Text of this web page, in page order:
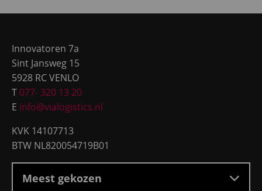
Innovatoren 7a
Sint Jansweg 15
5928 RC VENLO
T 077- 320 13 20
E info@vialogistics.nl
KVK 14107713
BTW NL820054719B01
Meest gekozen